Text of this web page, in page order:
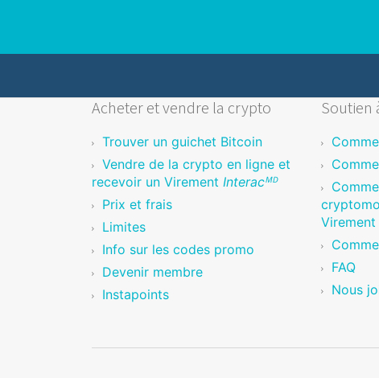
Acheter et vendre la crypto
Trouver un guichet Bitcoin
Vendre de la crypto en ligne et
recevoir un Virement Interacᴹᴰ
Prix et frais
Limites
Info sur les codes promo
Devenir membre
Instapoints
Soutien
Virement
FAQ
Nous